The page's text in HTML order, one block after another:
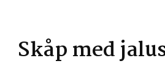
Skåp med